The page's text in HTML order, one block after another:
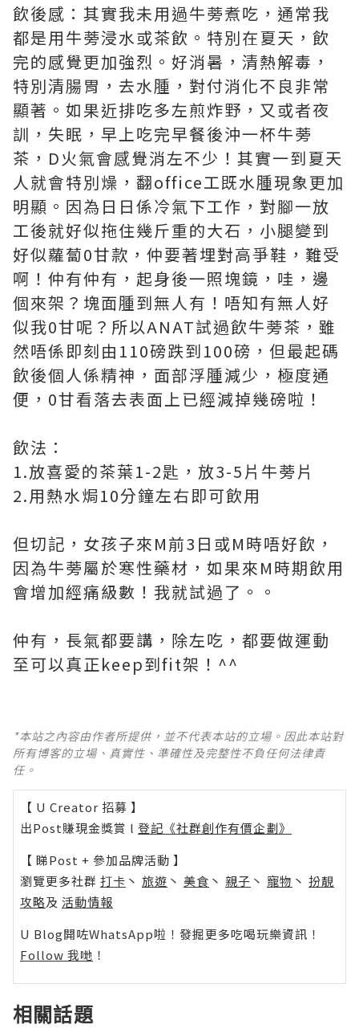
飲後感：其實我未用過牛蒡煮吃，通常我
都是用牛蒡浸水或茶飲。特別在夏天，飲
完的感覺更加強烈。好消暑，清熱解毒，
特別清腸胃，去水腫，對付消化不良非常
顯著。如果近排吃多左煎炸野，又或者夜
訓，失眠，早上吃完早餐後沖一杯牛蒡
茶，D火氣會感覺消左不少！ 其實一到夏天
人就會特別燥，翻office工既水腫現象更加
明顯。因為日日係冷氣下工作，對腳一放
工後就好似拖住幾斤重的大石，小腿變到
好似蘿蔔0甘款，仲要著埋對高爭鞋，難受
啊！仲有仲有，起身後一照塊鏡，哇，邊
個來架？塊面腫到無人有！唔知有無人好
似我0甘呢？所以ANAT試過飲牛蒡茶，雖
然唔係即刻由110磅跌到100磅，但最起碼
飲後個人係精神，面部浮腫減少，極度通
便，0甘看落去表面上已經減掉幾磅啦！
飲法：
1.放喜愛的茶葉1-2匙，放3-5片牛蒡片
2.用熱水焗10分鐘左右即可飲用
但切記，女孩子來M前3日或M時唔好飲，
因為牛蒡屬於寒性藥材，如果來M時期飲用
會增加經痛級數！我就試過了。。
仲有，長氣都要講，除左吃，都要做運動
至可以真正keep到fit架！^^
*本站之內容由作者所提供，並不代表本站的立場。因此本站對
所有博客的立場、真實性、準確性及完整性不負任何法律責
任。
【 U Creator 招募 】
出Post賺現金獎賞 l 登記《社群創作有價企劃》
【 睇Post + 參加品牌活動 】
瀏覽更多社群 打卡 丶 旅遊 丶 美食 丶 親子 丶 寵物 丶 扮靚
攻略及 活動情報
U Blog開咗WhatsApp啦！發掘更多吃喝玩樂資訊！
Follow 我哋 ！
相關話題